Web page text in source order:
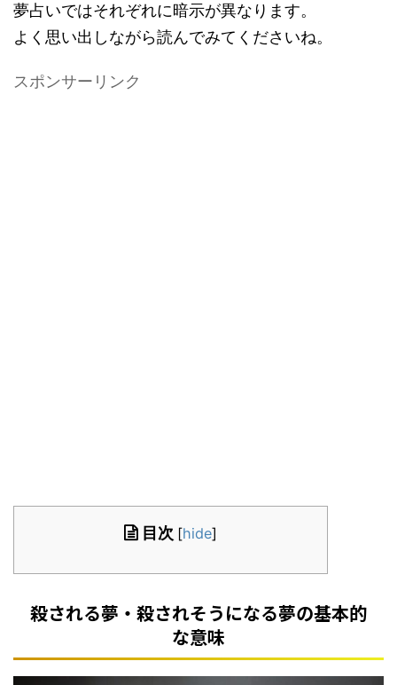
夢占いではそれぞれに暗示が異なります。
よく思い出しながら読んでみてくださいね。
スポンサーリンク
目次 [hide]
殺される夢・殺されそうになる夢の基本的
な意味